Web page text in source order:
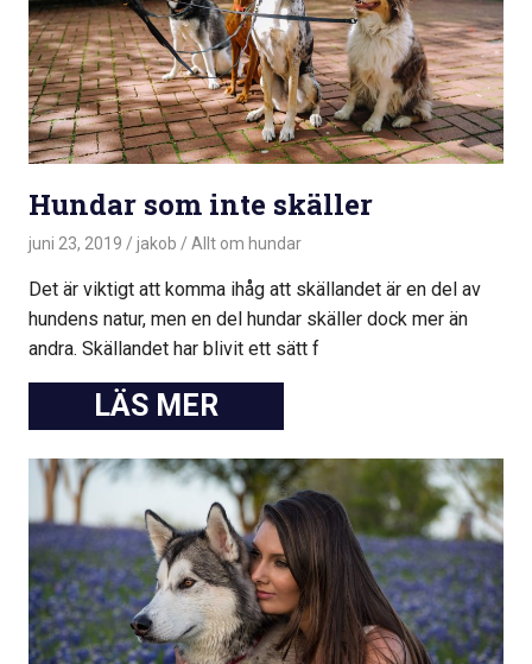
Hundar som inte skäller
juni 23, 2019 jakob Allt om hundar
Det är viktigt att komma ihåg att skällandet är en del av
hundens natur, men en del hundar skäller dock mer än
andra. Skällandet har blivit ett sätt f